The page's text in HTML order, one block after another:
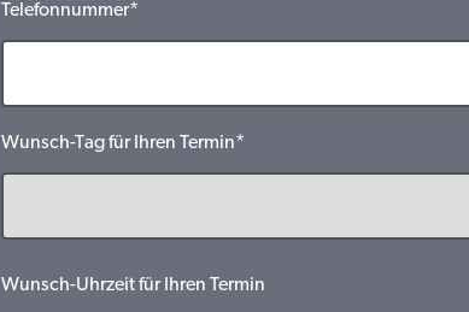
Telefonnummer*
Wunsch-Tag für Ihren Termin*
Wunsch-Uhrzeit für Ihren Termin